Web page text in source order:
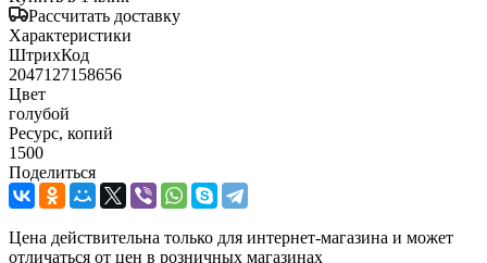
Рассчитать доставку
Характеристики
ШтрихКод
2047127158656
Цвет
голубой
Ресурс, копий
1500
Поделиться
Цена действительна только для интернет-магазина и может
отличаться от цен в розничных магазинах